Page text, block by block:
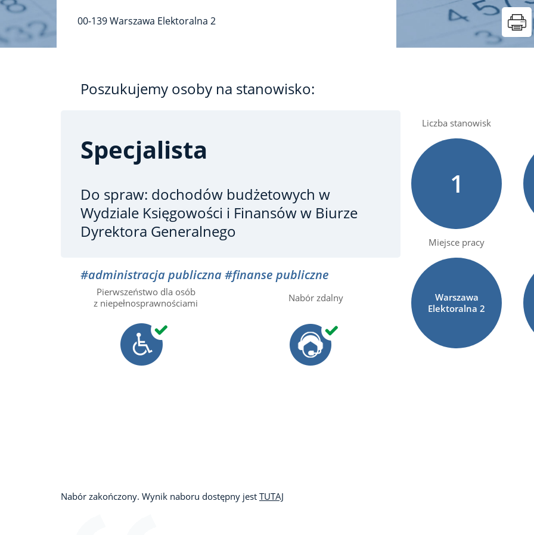
00-139Warszawa Elektoralna 2
Poszukujemy osoby na stanowisko:
Specjalista
Do spraw: dochodów budżetowych w
Wydziale Księgowości i Finansów w Biurze
Dyrektora Generalnego
#administracja publiczna#finanse publiczne
Pierwszeństwo dla osób
z niepełnosprawnościami
Nabór zdalny
Liczba stanowisk
1
Miejsce pracy
Warszawa
Elektoralna2
Nabór zakończony. Wynik naboru dostępny jest TUTAJ